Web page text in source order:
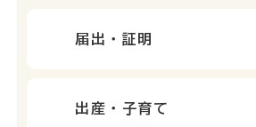
届出・証明
出産・子育て